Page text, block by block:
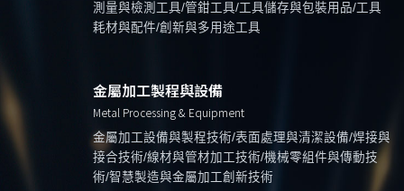
測量與檢測工具/管鉗工具/工具儲存與包裝用品/工具
耗材與配件/創新與多用途工具
金屬加工製程與設備
Metal Processing & Equipment
金屬加工設備與製程技術/表面處理與清潔設備/焊接與
接合技術/線材與管材加工技術/機械零組件與傳動技
術/智慧製造與金屬加工創新技術